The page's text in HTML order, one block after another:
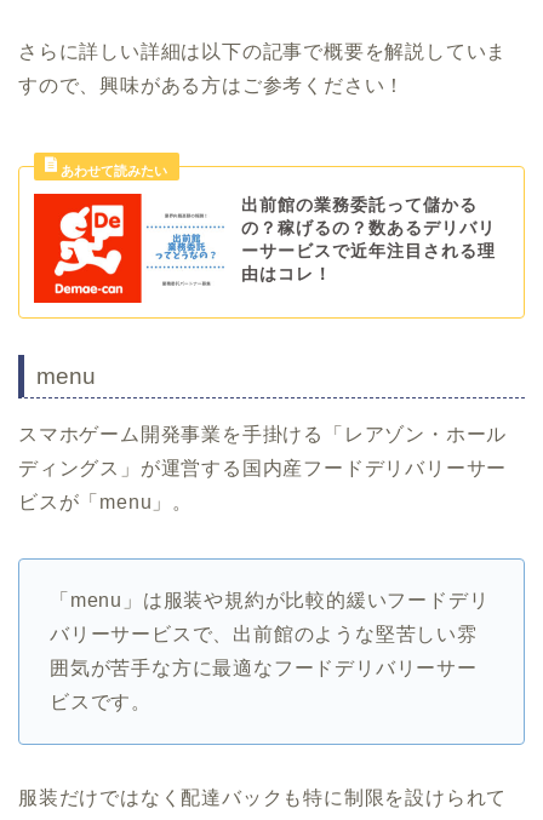
さらに詳しい詳細は以下の記事で概要を解説していま
すので、興味がある方はご参考ください！
出前館の業務委託って儲かる
の？稼げるの？数あるデリバリ
ーサービスで近年注目される理
由はコレ！
menu
スマホゲーム開発事業を手掛ける「レアゾン・ホール
ディングス」が運営する国内産フードデリバリーサー
ビスが「menu」。
「menu」は服装や規約が比較的緩いフードデリ
バリーサービスで、出前館のような堅苦しい雰
囲気が苦手な方に最適なフードデリバリーサー
ビスです。
服装だけではなく配達バックも特に制限を設けられて